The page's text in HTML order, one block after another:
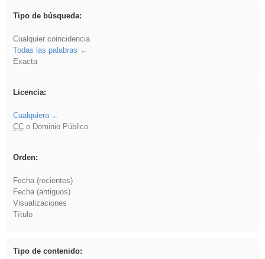
Tipo de búsqueda:
Cualquier coincidencia
Todas las palabras
Exacta
Licencia:
Cualquiera
CCo Dominio Público
Orden:
Fecha (recientes)
Fecha (antiguos)
Visualizaciones
Título
Tipo de contenido: